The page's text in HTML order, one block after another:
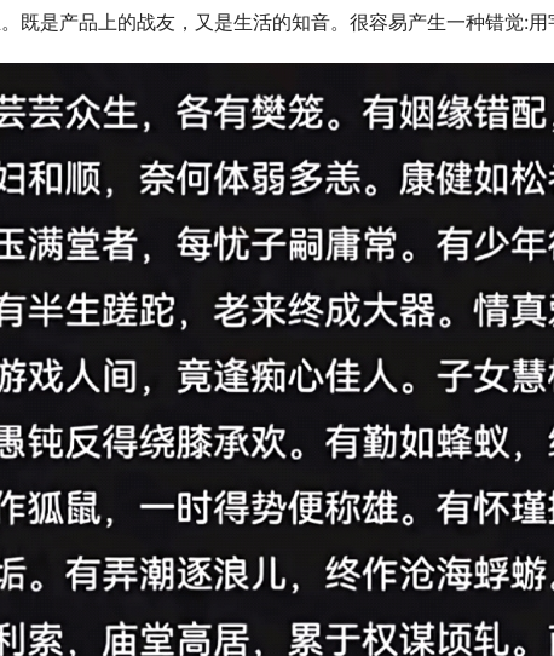
既是产品上的战友，又是生活的知音。很容易产生一种错觉:用